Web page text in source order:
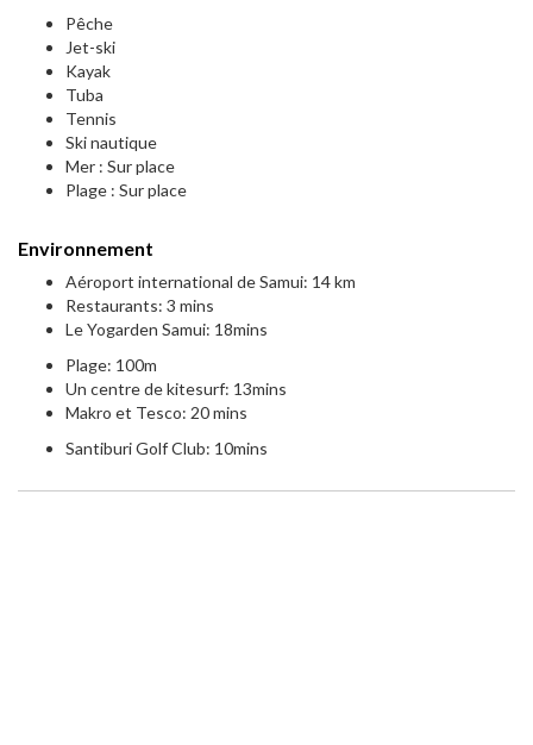
Pêche
Jet-ski
Kayak
Tuba
Tennis
Ski nautique
Mer : Sur place
Plage : Sur place
Environnement
Aéroport international de Samui: 14 km
Restaurants: 3 mins
Le Yogarden Samui: 18mins
Plage: 100m
Un centre de kitesurf: 13mins
Makro et Tesco: 20 mins
Santiburi Golf Club: 10mins